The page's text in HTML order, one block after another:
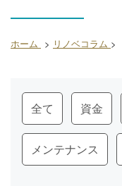
ホーム > リノベコラム >
全て 資金
メンテナンス